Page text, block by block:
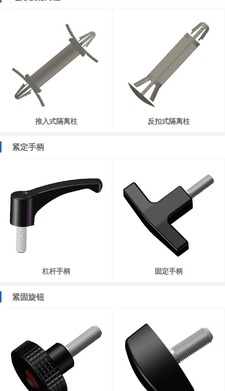
推入式隔离柱 反扣式隔离柱
紧定手柄
杠杆手柄 固定手柄
紧固旋钮